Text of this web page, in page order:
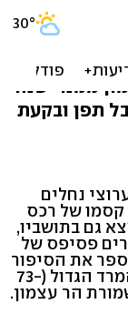
בשרידי
ממנו ישנה
תפן ובקעת
נחלים
קסמו של רכס
גם בתושביו,
פסיפס של
את הסיפור
ההירואי של הגנה וביצור העיר בימי המרד הגדול (73-